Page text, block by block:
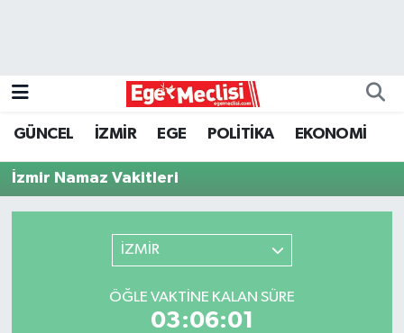
GÜNCEL İZMİR EGE POLİTİKA EKONOMİ
İzmir Namaz Vakitleri
İZMİR
ÖĞLE VAKTINE KALAN SÜRE
03:06:01
GÜNCEL
ÖZEL HABER
POLİTİKA